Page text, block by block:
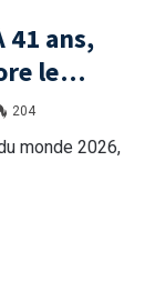
41 ans,
le
204
monde 2026,